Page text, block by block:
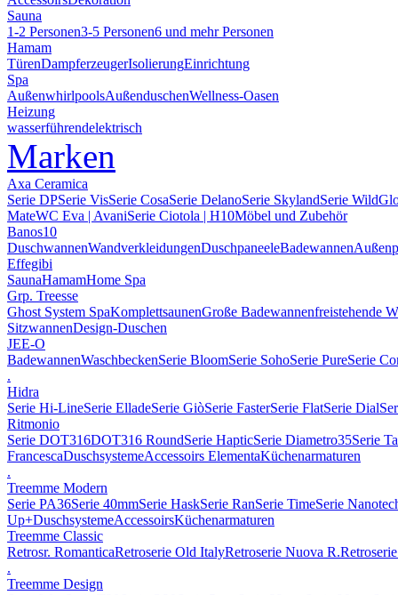
Sauna
1-2 Personen3-5 Personen6 und mehr Personen
Hamam
TürenDampferzeugerIsolierungEinrichtung
Spa
AußenwhirlpoolsAußenduschenWellness-Oasen
Heizung
wasserführendelektrisch
Marken
Axa Ceramica
Serie DPSerie VisSerie CosaSerie DelanoSerie SkylandSerie Wild
MateWC Eva | AvaniSerie Ciotola | H10Möbel und Zubehör
Banos10
DuschwannenWandverkleidungenDuschpaneeleBadewannen
Effegibi
SaunaHamamHome Spa
Grp. Treesse
Ghost System SpaKomplettsaunenGroße Badewannenfreistehende
SitzwannenDesign-Duschen
JEE-O
BadewannenWaschbeckenSerie BloomSerie SohoSerie PureSerie
.
Hidra
Serie Hi-LineSerie ElladeSerie GiòSerie FasterSerie FlatSerie Dial
Ritmonio
Serie DOT316DOT316 RoundSerie HapticSerie Diametro35Serie
FrancescaDuschsystemeAccessoirs ElementaKüchenarmaturen
.
Treemme Modern
Serie PA36Serie 40mmSerie HaskSerie RanSerie TimeSerie
Up+DuschsystemeAccessoirsKüchenarmaturen
Treemme Classic
Retrosr. RomanticaRetroserie Old ItalyRetroserie Nuova R.
.
Treemme Design